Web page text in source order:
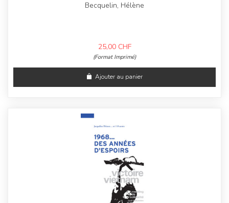
Becquelin, Hélène
25,00 CHF
(Format Imprimé)
Ajouter au panier